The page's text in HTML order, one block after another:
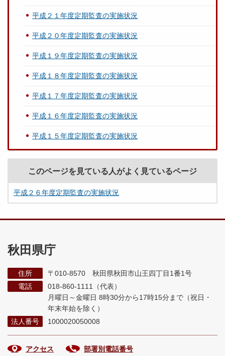
平成２１年度定期監査の実施状況
平成２０年度定期監査の実施状況
平成１９年度定期監査の実施状況
平成１８年度定期監査の実施状況
平成１７年度定期監査の実施状況
平成１６年度定期監査の実施状況
平成１５年度定期監査の実施状況
このページを見ている人がよく見ているページ
平成２６年度定期監査の実施状況
秋田県庁
住所
〒010-8570 秋田県秋田市山王四丁目1番1号
電話
018-860-1111（代表）
月曜日～金曜日 8時30分から17時15分まで （祝日・
年末年始を除く）
法人番号
1000020050008
アクセス 部署別電話番号